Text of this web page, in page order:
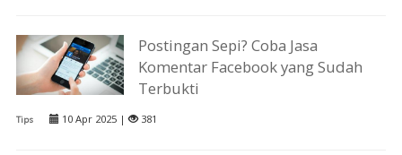
Postingan Sepi? Coba Jasa
Komentar Facebook yang Sudah
Terbukti
Tips 10 Apr 2025 | 381